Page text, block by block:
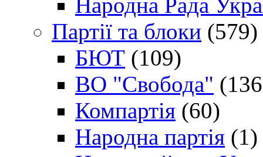
Партії та блоки (579)
БЮТ (109)
ВО "Свобода"
Компартія (60)
Народна партія (1)